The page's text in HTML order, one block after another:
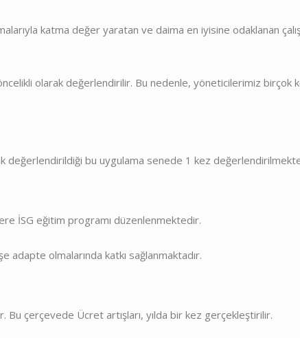
katma değer yaratan ve daima en iyisine odaklanan
olarak değerlendirilir. Bu nedenle, yöneticilerimiz birçok
değerlendirildiği bu uygulama senede 1 kez
İSG eğitim programı düzenlenmektedir.
adapte olmalarında katkı sağlanmaktadır.
çerçevede Ücret artışları, yılda bir kez gerçekleştirilir.